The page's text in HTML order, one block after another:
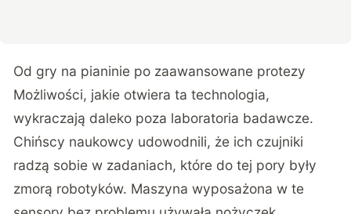
Od gry na pianinie po zaawansowane protezy
Możliwości, jakie otwiera ta technologia,
wykraczają daleko poza laboratoria badawcze.
Chińscy naukowcy udowodnili, że ich czujniki
radzą sobie w zadaniach, które do tej pory były
zmorą robotyków. Maszyna wyposażona w te